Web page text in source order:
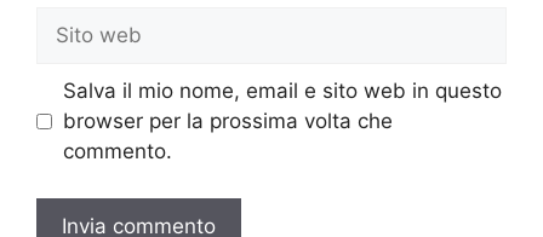
Sito
web
Salva il mio nome, email e sito web in questo
browser per la prossima volta che
commento.